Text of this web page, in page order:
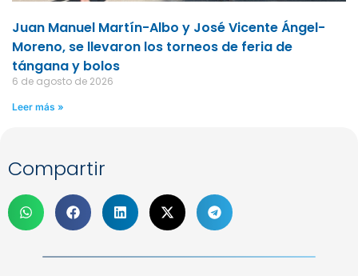
Juan Manuel Martín-Albo y José Vicente Ángel-
Moreno, se llevaron los torneos de feria de
tángana y bolos
6 de agosto de 2026
Leer más »
Compartir